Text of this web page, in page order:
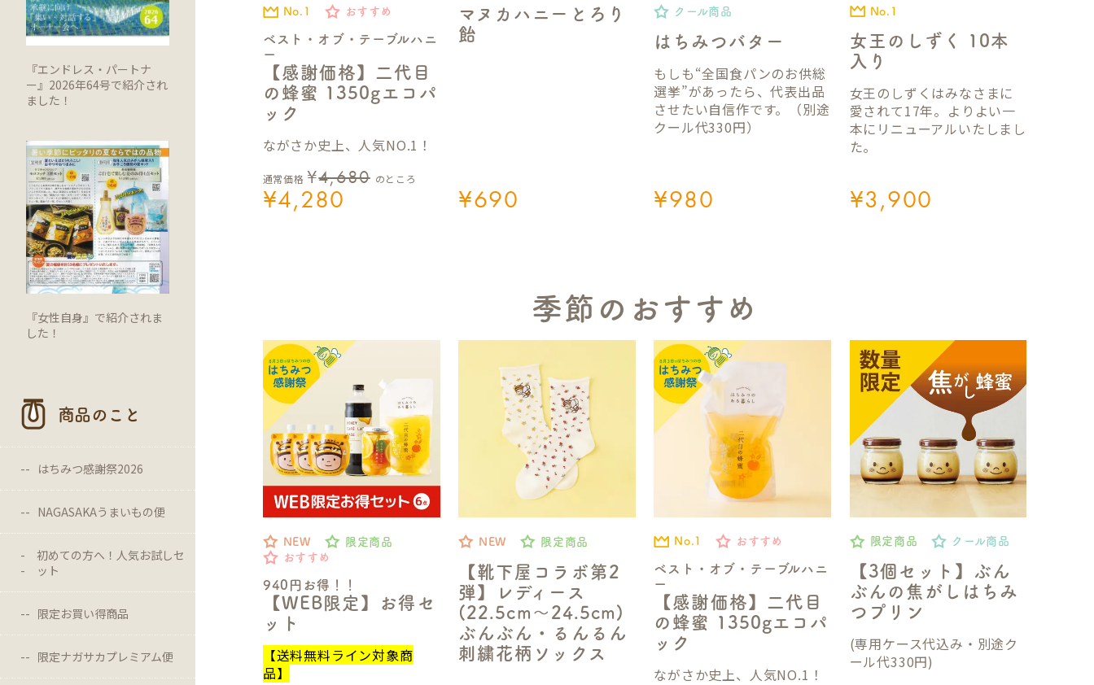
『エンドレス・パートナ
ー』2026年64号で紹介され
ました！
『女性自身』で紹介されま
した！
商品のこと
はちみつ感謝祭2026
NAGASAKAうまいもの便
初めての方へ！人気お試しセ
ット
限定お買い得商品
限定ナガサカプレミアム便
ベスト・オブ・テーブルハニ
ー
【感謝価格】二代目
の蜂蜜 1350gエコパ
ック
No.1 おすすめ
通常価格 ¥4,680 のところ
¥4,280
ながさか史上、人気NO.1！
マヌカハニーとろり
飴
¥690
はちみつバター
クール商品
¥980
もしも“全国食パンのお供総
選挙”があったら、代表出品
させたい自信作です。（別途
クール代330円）
女王のしずく 10本
入り
No.1
¥3,900
女王のしずくはみなさまに
愛されて17年。よりよい一
本にリニューアルいたしまし
た。
季節のおすすめ
940円お得！！
【WEB限定】お得セ
ット
NEW
限定商品
おすすめ
【送料無料ライン対象商
品】
【靴下屋コラボ第2
弾】レディース
(22.5cm～24.5cm)
ぶんぶん・るんるん
刺繍花柄ソックス
NEW 限定商品
ベスト・オブ・テーブルハニ
ー
【感謝価格】二代目
の蜂蜜 1350gエコパ
ック
No.1 おすすめ
ながさか史上、人気NO.1！
【3個セット】ぶん
ぶんの焦がしはちみ
つプリン
限定商品 クール商品
(専用ケース代込み・別途ク
ール代330円)